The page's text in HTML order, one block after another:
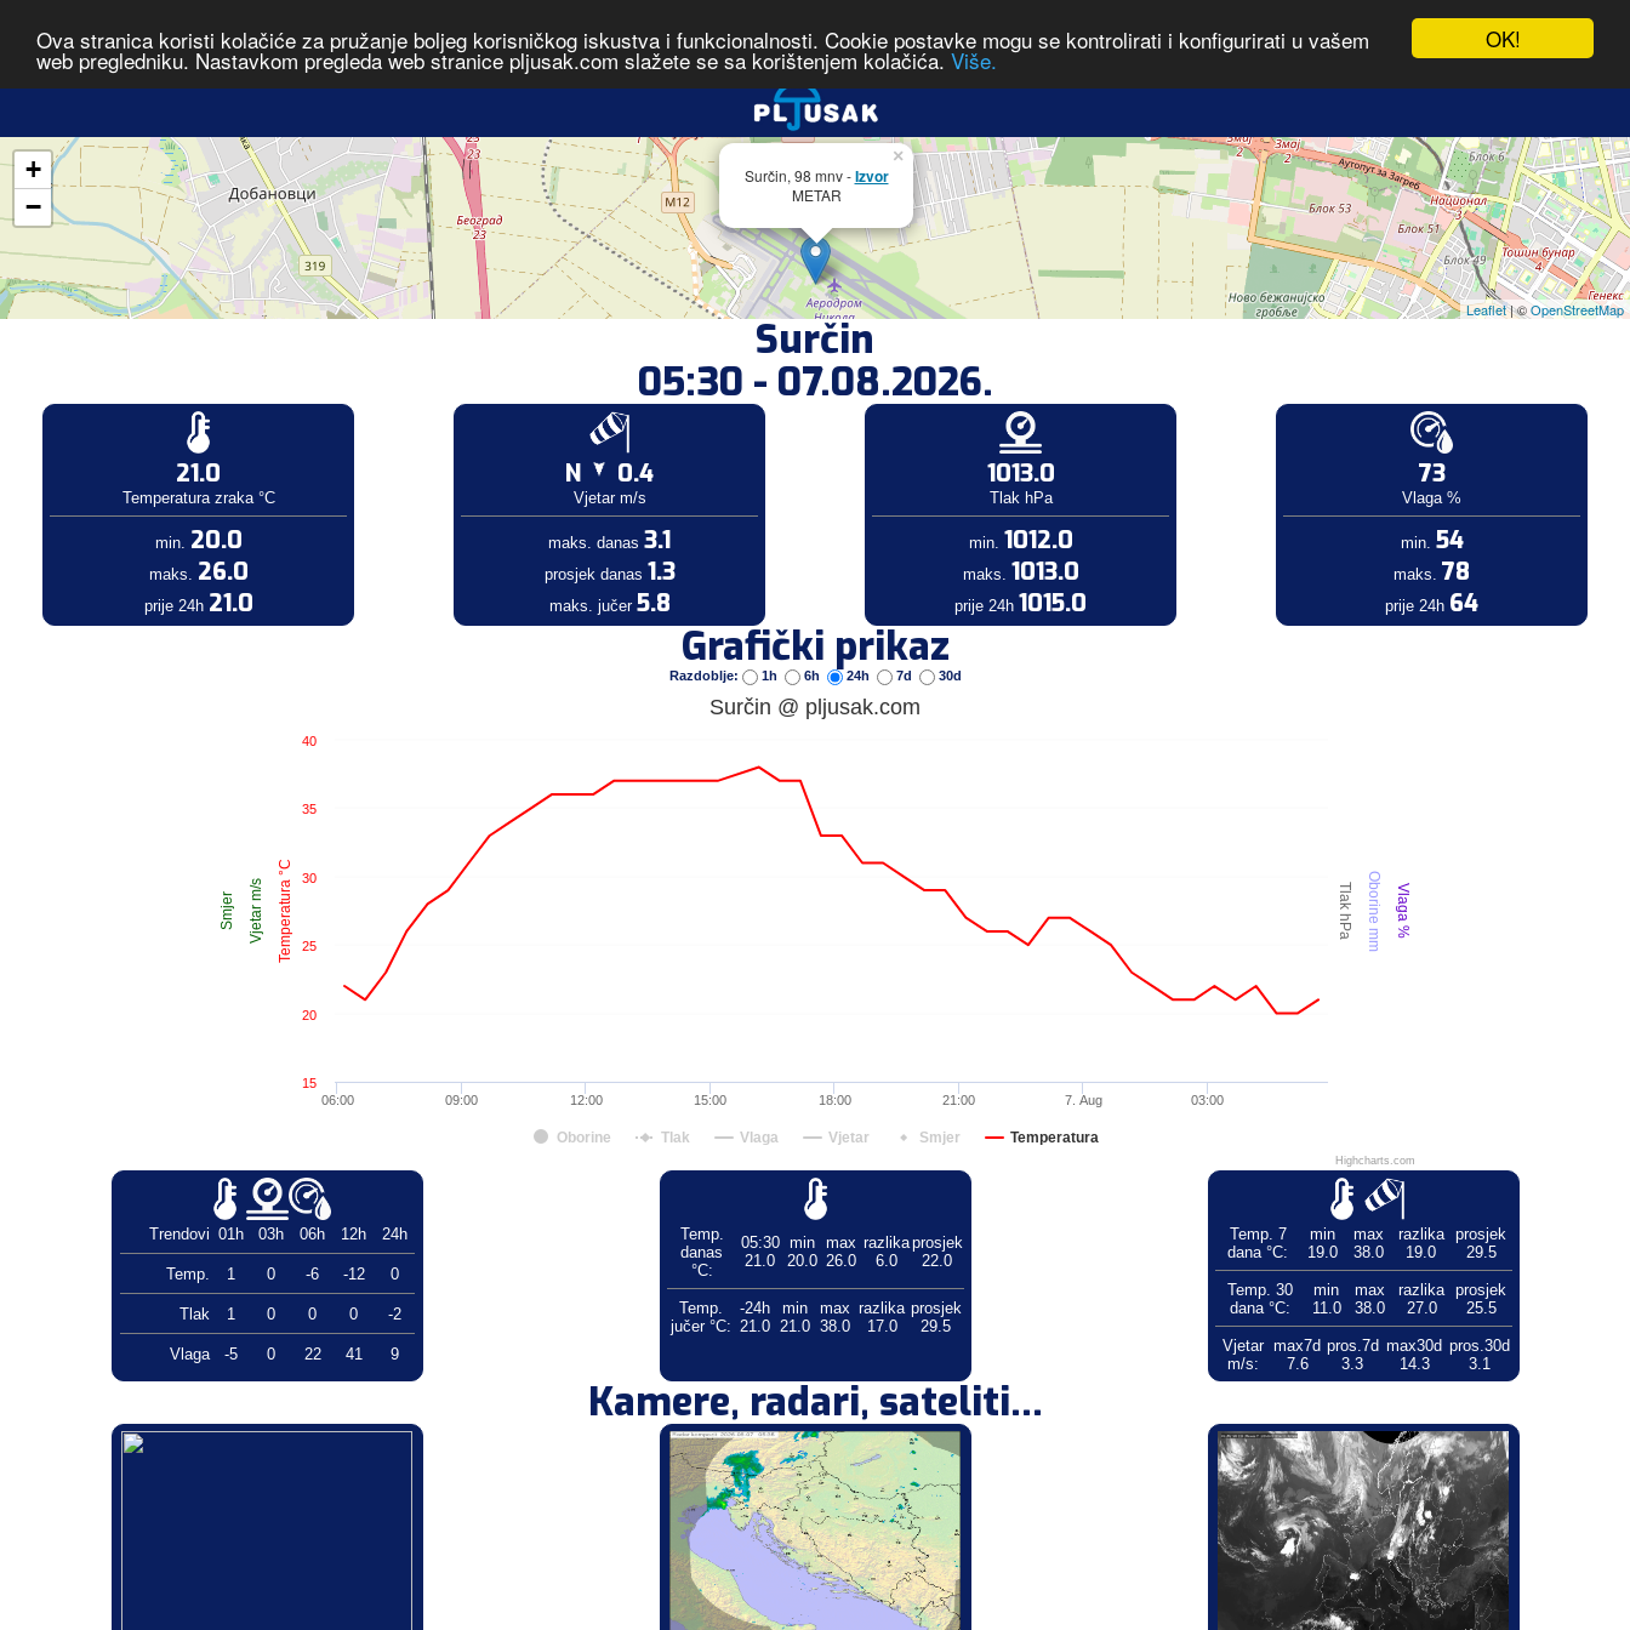
OK!
Ova stranica koristi kolačiće za pružanje boljeg korisničkog iskustva i funkcionalnosti. Cookie postavke mogu se kontrolirati i konfigurirati u vašem
web pregledniku. Nastavkom pregleda web stranice pljusak.com slažete se sa korištenjem kolačića. Više.
Surčin, 98 mnv -Izvor
METAR
×
+
−
Leaflet| ©OpenStreetMap
Surčin
05:30 - 07.08.2026.
21.0
Temperatura zraka °C
min. 20.0
maks. 26.0
prije 24h 21.0
N 0.4
Vjetar m/s
maks. danas 3.1
prosjek danas 1.3
maks. jučer 5.8
1013.0
Tlak hPa
min. 1012.0
maks. 1013.0
prije 24h 1015.0
73
Vlaga %
min. 54
maks. 78
prije 24h 64
Grafički prikaz
Razdoblje: 1h 6h 24h 7d 30d
Temperatura °C
Vjetar m/s Tlak hPa Oborine mm Vlaga %
Smjer
Surčin @ pljusak.com
Oborine Tlak Vlaga Vjetar Smjer Temperatura
06:00 12:00 18:00 7. Aug
09:00 15:00 21:00 03:00
15
20
25
30
35
40
Highcharts.com
Trendovi 01h 03h 06h 12h 24h
Temp. 1 0 -6 -12 0
Tlak 1 0 0 0 -2
Vlaga -5 0 22 41 9
Temp.
danas
°C:
05:30
21.0
min
20.0
max
26.0
razlika
6.0
prosjek
22.0
Temp.
jučer °C:
-24h
21.0
min
21.0
max
38.0
razlika
17.0
prosjek
29.5
Temp. 7
dana °C:
min
19.0
max
38.0
razlika
19.0
prosjek
29.5
Temp. 30
dana °C:
min
11.0
max
38.0
razlika
27.0
prosjek
25.5
Vjetar
m/s:
max7d
7.6
pros.7d
3.3
max30d
14.3
pros.30d
3.1
Kamere, radari, sateliti...